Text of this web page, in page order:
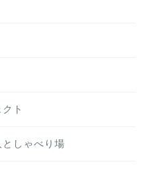
ト
としゃべり場